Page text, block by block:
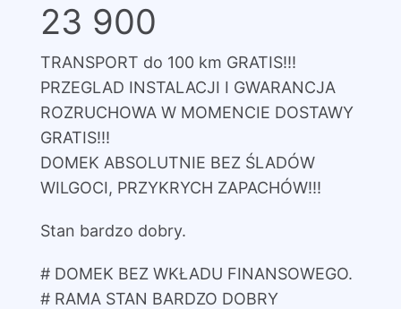
23 900
TRANSPORT do 100 km GRATIS!!!
PRZEGLAD INSTALACJI I GWARANCJA
ROZRUCHOWA W MOMENCIE DOSTAWY
GRATIS!!!
DOMEK ABSOLUTNIE BEZ ŚLADÓW
WILGOCI, PRZYKRYCH ZAPACHÓW!!!
Stan bardzo dobry.
# DOMEK BEZ WKŁADU FINANSOWEGO.
# RAMA STAN BARDZO DOBRY